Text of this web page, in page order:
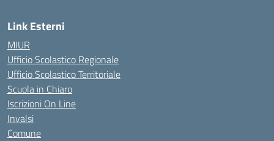
Link Esterni
MIUR
Ufficio Scolastico Regionale
Ufficio Scolastico Territoriale
Scuola in Chiaro
Iscrizioni On Line
Invalsi
Comune